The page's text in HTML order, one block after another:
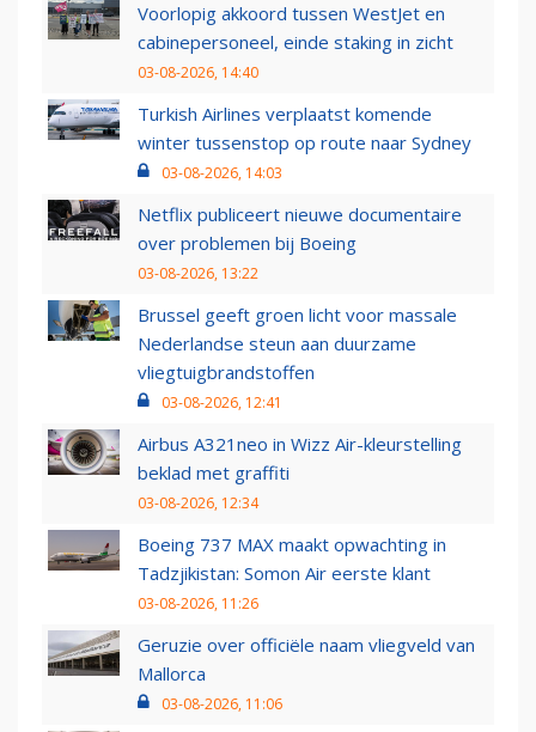
Voorlopig akkoord tussen WestJet en
cabinepersoneel, einde staking in zicht
03-08-2026, 14:40
Turkish Airlines verplaatst komende
winter tussenstop op route naar Sydney
03-08-2026, 14:03
Netflix publiceert nieuwe documentaire
over problemen bij Boeing
03-08-2026, 13:22
Brussel geeft groen licht voor massale
Nederlandse steun aan duurzame
vliegtuigbrandstoffen
03-08-2026, 12:41
Airbus A321neo in Wizz Air-kleurstelling
beklad met graffiti
03-08-2026, 12:34
Boeing 737 MAX maakt opwachting in
Tadzjikistan: Somon Air eerste klant
03-08-2026, 11:26
Geruzie over officiële naam vliegveld van
Mallorca
03-08-2026, 11:06